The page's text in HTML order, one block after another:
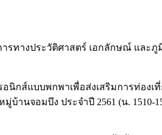
รทางประวัติศาสตร์ เอกลักษณ์ และ
กส์แบบพกพาเพื่อส่งเสริมการท่องเ
านจอมบึง ประจำปี 2561 (น. 1510-